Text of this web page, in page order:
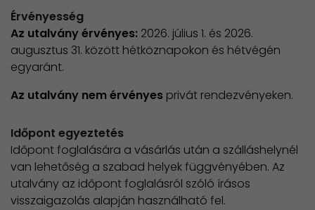
Érvényesség
Az utalvány érvényes: ​ 2026. július 1. és 2026.
augusztus 31. között hétköznapokon és hétvégén
egyaránt.
Az utalvány nem érvényes privát rendezvényeken.
Időpont egyeztetés
Időpont foglalására a vásárlás után a szálláshelynél
van lehetőség a szabad helyek függvényében. Az
utalvány az időpont foglalásról szóló írásos
visszaigazolás alapján használható fel.